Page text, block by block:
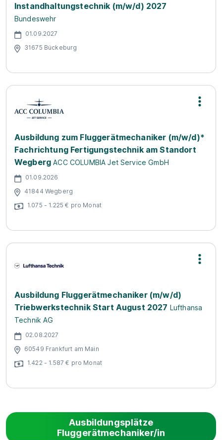
Instandhaltungstechnik (m/w/d) 2027
Bundeswehr
01.09.2027
31675 Bückeburg
Ausbildung zum Fluggerätmechaniker (m/w/d)*
Fachrichtung Fertigungstechnik am Standort
Wegberg ACC COLUMBIA Jet Service GmbH
01.09.2026
41844 Wegberg
1.075 - 1.225 € pro Monat
Ausbildung Fluggerätmechaniker (m/w/d)
Triebwerkstechnik Start August 2027 Lufthansa
Technik AG
02.08.2027
60549 Frankfurt am Main
1.422 - 1.587 € pro Monat
Ausbildungsplätze
Fluggerätmechaniker/in